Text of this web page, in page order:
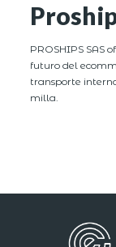
PROSHIPS SAS
futuro del
transporte
milla.